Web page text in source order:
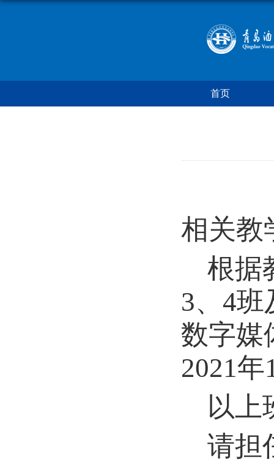
首页
相关教
根据
3、 4班
数字媒
2021年
以上
请担